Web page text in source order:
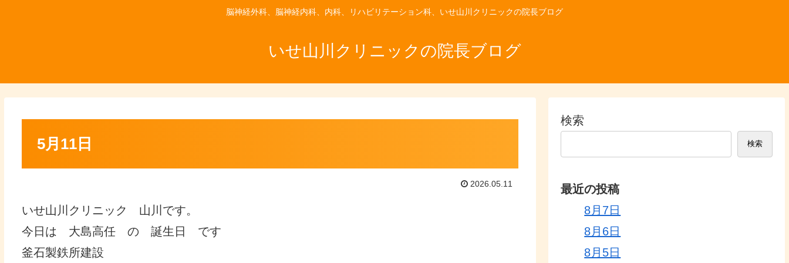
脳神経外科、脳神経内科、内科、リハビリテーション科、いせ山川クリニックの院長ブログ
いせ山川クリニックの院長ブログ
5月11日
2026.05.11
いせ山川クリニック 山川です。
今日は 大島高任 の 誕生日 です
釜石製鉄所建設
検索
検索
最近の投稿
8月7日
8月6日
8月5日